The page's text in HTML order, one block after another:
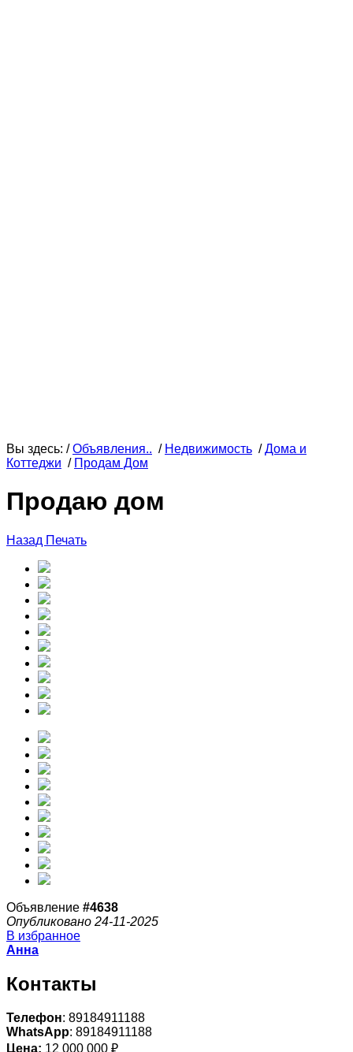
Вы здесь: /Объявления.. / Недвижимость /Дома и
Коттеджи / Продам Дом
Продаю дом
Назад Печать
Объявление #4638
Опубликовано 24-11-2025
В избранное
Анна
Контакты
Телефон: 89184911188
WhatsApp: 89184911188
Цена: 12 000 000 ₽